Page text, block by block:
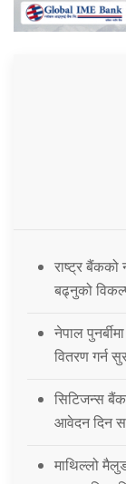
राष्ट्र
बढ्नुको
नेपाल
वितरण गर्न
सिटिजन्स
आवेदन दिन
माथिल्लो